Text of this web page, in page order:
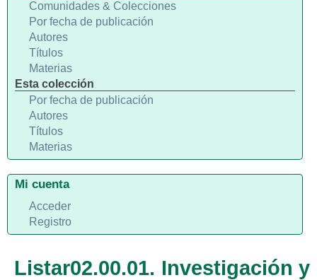
Listar02.00.01. Investigación y
Comunidades & Colecciones
Por fecha de publicación
Autores
Títulos
Materias
Esta colección
Por fecha de publicación
Autores
Títulos
Materias
Mi cuenta
Acceder
Registro